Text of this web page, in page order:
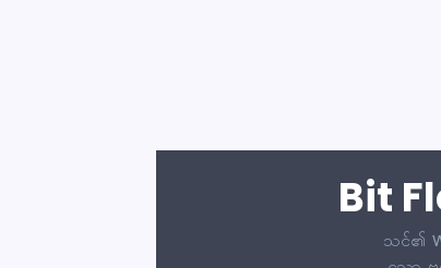
Bit
သင်၏